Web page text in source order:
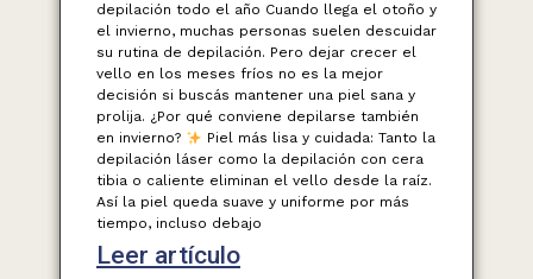
depilación todo el año Cuando llega el otoño y
el invierno, muchas personas suelen descuidar
su rutina de depilación. Pero dejar crecer el
vello en los meses fríos no es la mejor
decisión si buscás mantener una piel sana y
prolija. ¿Por qué conviene depilarse también
en invierno?
Piel más lisa y cuidada: Tanto la
depilación láser como la depilación con cera
tibia o caliente eliminan el vello desde la raíz.
Así la piel queda suave y uniforme por más
tiempo, incluso debajo
Leer artículo